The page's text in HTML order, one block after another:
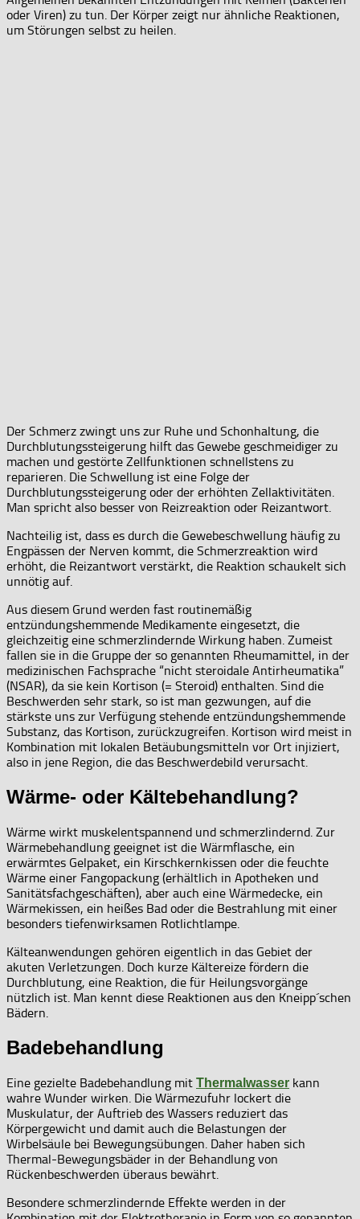
oder Viren) zu tun. Der Körper zeigt nur ähnliche Reaktionen,
um Störungen selbst zu heilen.
Der Schmerz zwingt uns zur Ruhe und Schonhaltung, die
Durchblutungssteigerung hilft das Gewebe geschmeidiger zu
machen und gestörte Zellfunktionen schnellstens zu
reparieren. Die Schwellung ist eine Folge der
Durchblutungssteigerung oder der erhöhten Zellaktivitäten.
Man spricht also besser von Reizreaktion oder Reizantwort.
Nachteilig ist, dass es durch die Gewebeschwellung häufig zu
Engpässen der Nerven kommt, die Schmerzreaktion wird
erhöht, die Reizantwort verstärkt, die Reaktion schaukelt sich
unnötig auf.
Aus diesem Grund werden fast routinemäßig
entzündungshemmende Medikamente eingesetzt, die
gleichzeitig eine schmerzlindernde Wirkung haben. Zumeist
fallen sie in die Gruppe der so genannten Rheumamittel, in der
medizinischen Fachsprache “nicht steroidale Antirheumatika”
(NSAR), da sie kein Kortison (= Steroid) enthalten. Sind die
Beschwerden sehr stark, so ist man gezwungen, auf die
stärkste uns zur Verfügung stehende entzündungshemmende
Substanz, das Kortison, zurückzugreifen. Kortison wird meist in
Kombination mit lokalen Betäubungsmitteln vor Ort injiziert,
also in jene Region, die das Beschwerdebild verursacht.
Wärme- oder Kältebehandlung?
Wärme wirkt muskelentspannend und schmerzlindernd. Zur
Wärmebehandlung geeignet ist die Wärmflasche, ein
erwärmtes Gelpaket, ein Kirschkernkissen oder die feuchte
Wärme einer Fangopackung (erhältlich in Apotheken und
Sanitätsfachgeschäften), aber auch eine Wärmedecke, ein
Wärmekissen, ein heißes Bad oder die Bestrahlung mit einer
besonders tiefenwirksamen Rotlichtlampe.
Kälteanwendungen gehören eigentlich in das Gebiet der
akuten Verletzungen. Doch kurze Kältereize fördern die
Durchblutung, eine Reaktion, die für Heilungsvorgänge
nützlich ist. Man kennt diese Reaktionen aus den Kneipp´schen
Bädern.
Badebehandlung
Eine gezielte Badebehandlung mit Thermalwasser kann
wahre Wunder wirken. Die Wärmezufuhr lockert die
Muskulatur, der Auftrieb des Wassers reduziert das
Körpergewicht und damit auch die Belastungen der
Wirbelsäule bei Bewegungsübungen. Daher haben sich
Thermal-Bewegungsbäder in der Behandlung von
Rückenbeschwerden überaus bewährt.
Besondere schmerzlindernde Effekte werden in der